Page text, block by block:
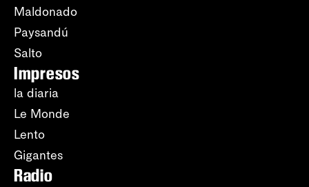
Maldonado
Paysandú
Salto
Impresos
la diaria
Le Monde
Lento
Gigantes
Radio